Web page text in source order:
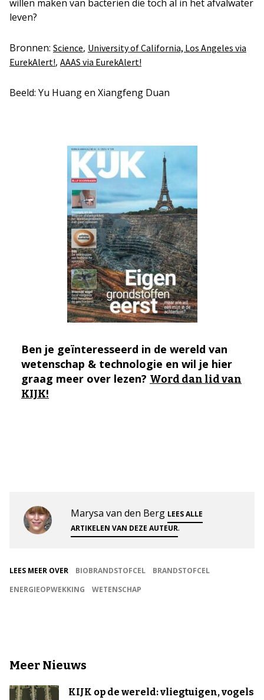
willen maken van bacteriën die toch al in het afvalwater
leven?
Bronnen: Science, University of California, Los Angeles via
EurekAlert!, AAAS via EurekAlert!
Beeld: Yu Huang en Xiangfeng Duan
Ben je geïnteresseerd in de wereld van
wetenschap & technologie en wil je hier
graag meer over lezen? Word dan lid van
KIJK!
Marysa van den Berg LEES ALLE
ARTIKELEN VAN DEZE AUTEUR.
LEES MEER OVER BIOBRANDSTOFCEL
BRANDSTOFCEL
ENERGIEOPWEKKING
WETENSCHAP
Meer Nieuws
KIJK op de wereld: vliegtuigen, vogels